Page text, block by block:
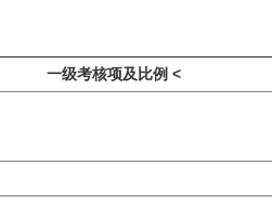
一级考核项及比例 <